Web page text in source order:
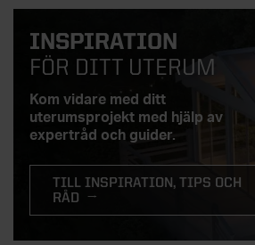
INSPIRATION
FÖR DITT UTERUM
Kom vidare med ditt
uterumsprojekt med hjälp av
expertråd och guider.
TILL INSPIRATION, TIPS OCH
RÅD